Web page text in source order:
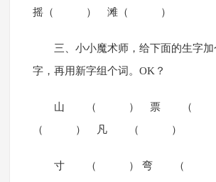
摇（ ） 滩（ ）
三、小小魔术师，给下面的生字
字，再用新字组个词。OK？
山 （ ） 票 （
（ ） 凡 （ ）
寸 （ ） 弯 （